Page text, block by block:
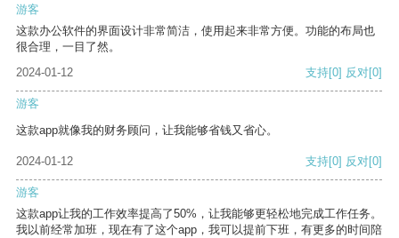
游客
这款办公软件的界面设计非常简洁，使用起来非常方便。功能的布局也
很合理，一目了然。
2024-01-12
支持[0] 反对[0]
游客
这款app就像我的财务顾问，让我能够省钱又省心。
2024-01-12 支持[0] 反对[0]
游客
这款app让我的工作效率提高了50%，让我能够更轻松地完成工作任务。
我以前经常加班，现在有了这个app，我可以提前下班，有更多的时间陪